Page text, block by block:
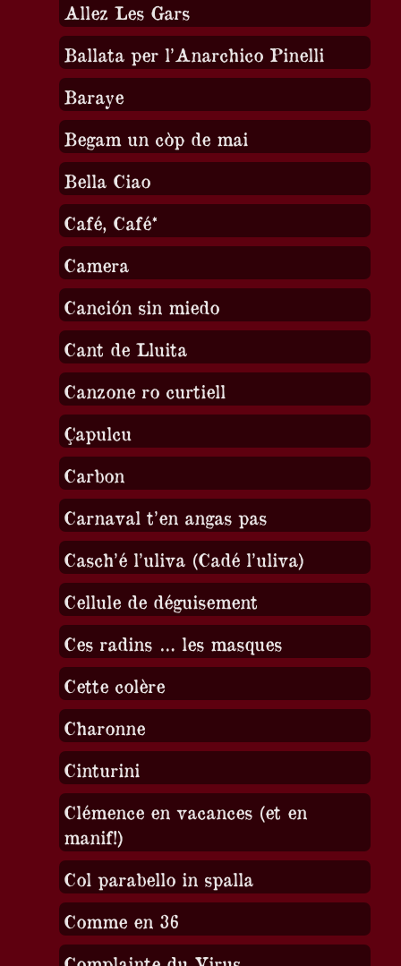
Allez Les Gars
Ballata per l’Anarchico Pinelli
Baraye
Begam un còp de mai
Bella Ciao
Café, Café*
Camera
Canción sin miedo
Cant de Lluita
Canzone ro curtiell
Çapulcu
Carbon
Carnaval t’en angas pas
Casch’é l’uliva (Cadé l’uliva)
Cellule de déguisement
Ces radins … les masques
Cette colère
Charonne
Cinturini
Clémence en vacances (et en
manif!)
Col parabello in spalla
Comme en 36